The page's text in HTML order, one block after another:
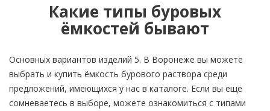
Какие типы буровых
ёмкостей бывают
Основных вариантов изделий 5. В Воронеже вы можете
выбрать и купить ёмкость бурового раствора среди
предложений, имеющихся у нас в каталоге. Если вы ещё
сомневаетесь в выборе, можете ознакомиться с типами